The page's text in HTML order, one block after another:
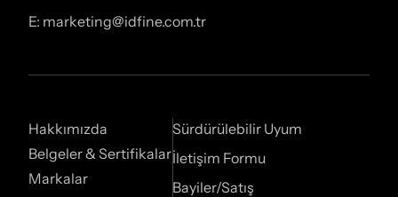
E: marketing@idfine.com.tr
Hakkımızda
Belgeler & Sertifikalar
Markalar
Sürdürülebilir Uyum
İletişim Formu
Bayiler/Satış